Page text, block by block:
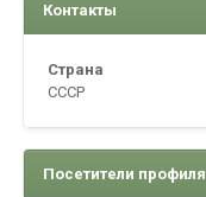
Контакты
Страна
CCCP
Посетители профиля